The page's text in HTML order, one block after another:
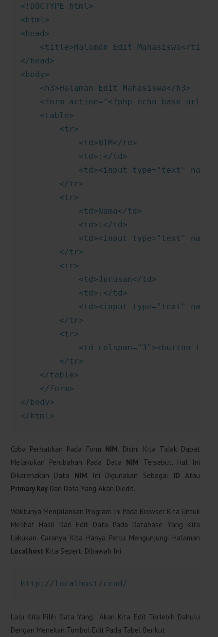
<!DOCTYPE html>
<html>
<head>
<title>Halaman Edit Mahasiswa</
</head>
<body>
    <h3>Halaman Edit Mahasiswa</h3>
<form action="<?php echo
    <table>
        <tr>
            <td>NIM</td>
            <td>:</td>
<td><input type="text"
        </tr>
        <tr>
            <td>Nama</td>
            <td>:</td>
<td><input type="text"
        </tr>
        <tr>
            <td>Jurusan</td>
            <td>:</td>
<td><input type="text"
        </tr>
        <tr>
<td colspan="3"><button
        </tr>
    </table>
    </form>
</body>
</html>
Coba Perhatikan Pada Form NIM. Disini Kita Tidak Dapat
Melakukan Perubahan Pada Data NIM Tersebut. Hal Ini
Dikarenakan Data NIM Ini Digunakan Sebagai ID Atau
Primary KeyDari Data Yang Akan Diedit.
Waktunya Menjalankan Program Ini Pada Browser Kita Untuk
Melihat Hasil Dari Edit Data Pada Database Yang Kita
Lakukan. Caranya Kita Hanya Perlu Mengunjungi Halaman
Localhost Kita Seperti Dibawah Ini
http://localhost/crud/
Lalu Kita Pilih Data Yang Akan Kita Edit Terlebih Dahulu
Dengan Menekan Tombol Edit Pada Tabel Berikut